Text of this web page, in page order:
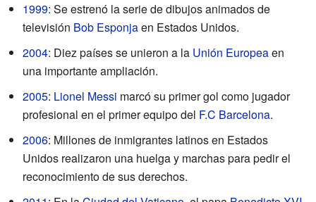
1999: Se estrenó la serie de dibujos animados de
televisión Bob Esponjaen Estados Unidos.
2004: Diez países se unieron a la Unión Europeaen
una importante ampliación.
2005: Lionel Messi marcó su primer gol como jugador
profesional en el primer equipo del F.C Barcelona.
2006: Millones de inmigrantes latinos en Estados
Unidos realizaron una huelga y marchas para pedir el
reconocimiento de sus derechos.